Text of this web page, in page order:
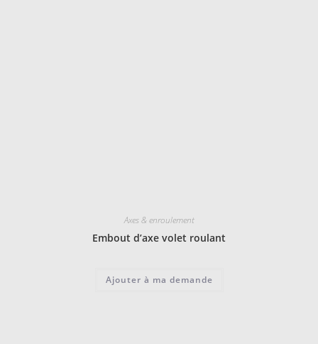
Axes & enroulement
Embout d’axe volet roulant
Ajouter à ma demande